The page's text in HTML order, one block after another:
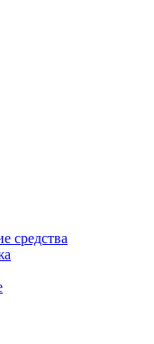
средства